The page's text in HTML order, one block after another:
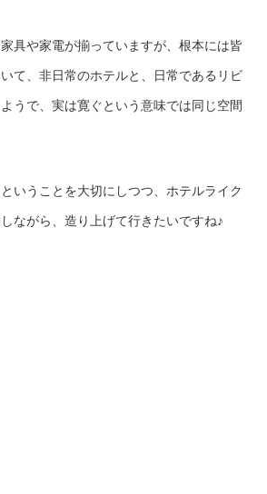
具や家電が揃っていますが、根本には皆
いて、非日常のホテルと、日常であるリビ
うで、実は寛ぐという意味では同じ空間
いうことを大切にしつつ、ホテルライク
ながら、造り上げて行きたいですね♪